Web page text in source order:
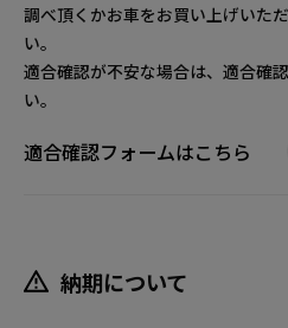
調べ頂くかお車をお買い上げいた
い。
適合確認が不安な場合は、適合確
い。
適合確認フォームはこちら
納期について